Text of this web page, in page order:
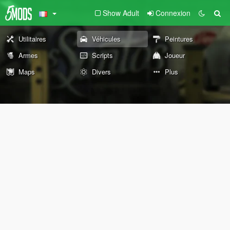
Show Adult Connexion
Utilitaires Véhicules
Peintures
Armes
Scripts
Joueur
Maps
Divers Plus